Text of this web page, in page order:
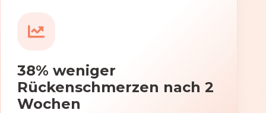
38% weniger
Rückenschmerzen nach 2
Wochen